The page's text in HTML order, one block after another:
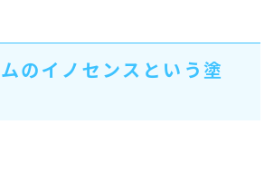
のイノセンスという塗